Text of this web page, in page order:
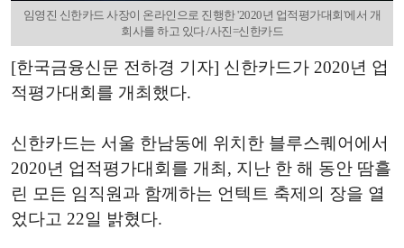
임영진 신한카드 사장이 온라인으로 진행한 '2020년 업적평가대회'에서 개
회사를 하고 있다./사진=신한카드
[한국금융신문 전하경 기자] 신한카드가 2020년 업
적평가대회를 개최했다.
신한카드는 서울 한남동에 위치한 블루스퀘어에서
2020년 업적평가대회를 개최, 지난 한 해 동안 땀흘
린 모든 임직원과 함께하는 언텍트 축제의 장을 열
었다고 22일 밝혔다.